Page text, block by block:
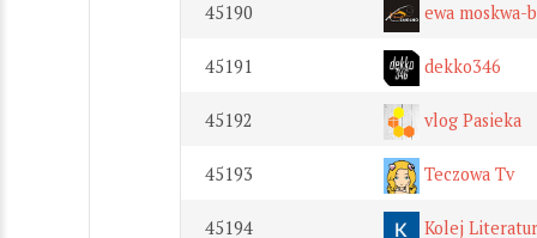
45190 ewa moskwa-
45191 dekko346
45192 vlog Pasieka
45193 Teczowa Tv
45194 Kolej